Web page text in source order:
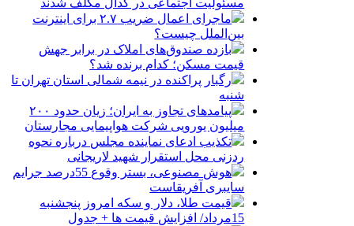
مسئولیت اجتماعی در کدال مکلف شدند
ماجرای اعمال ضریب ۲.۷ برای اینترنت
بین‌الملل چیست؟
بازده صندوق‌های املاک در برابر جهش
قیمت مسکن؛ کدام برنده شد؟
رگبار پراکنده در نیمه شمالی استان تهران تا
شنبه
پیامدهای تجاوز به ایران؛ زیان حدود ۲۰۰
میلیون یورویی شرکت هواپیمایی مجارستان
تکذیب ادعای نماینده مجلس درباره نحوه
ردزنی محل استقرار شهید لاریجانی
هوش مصنوعی، بستر وقوع 55درصد جرایم
سایبری آفریقاست
قیمت طلا، دلار و سکه امروز پنجشنبه
15مرداد/ افزایش قیمت ها + جدول